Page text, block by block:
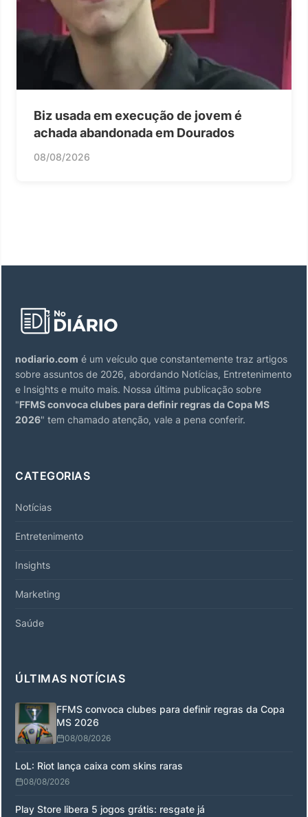
Biz usada em execução de jovem é
achada abandonada em Dourados
08/08/2026
nodiario.com é um veículo que constantemente traz artigos
sobre assuntos de 2026, abordando Notícias, Entretenimento
e Insights e muito mais. Nossa última publicação sobre
"FFMS convoca clubes para definir regras da Copa MS
2026" tem chamado atenção, vale a pena conferir.
CATEGORIAS
Notícias
Entretenimento
Insights
Marketing
Saúde
ÚLTIMAS NOTÍCIAS
FFMS convoca clubes para definir regras da Copa
MS 2026
08/08/2026
LoL: Riot lança caixa com skins raras
08/08/2026
Play Store libera 5 jogos grátis: resgate já